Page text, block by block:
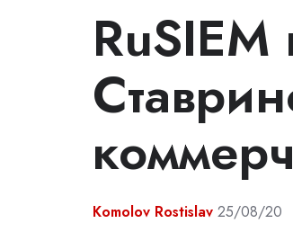
Komolov Rostislav 25/08/20